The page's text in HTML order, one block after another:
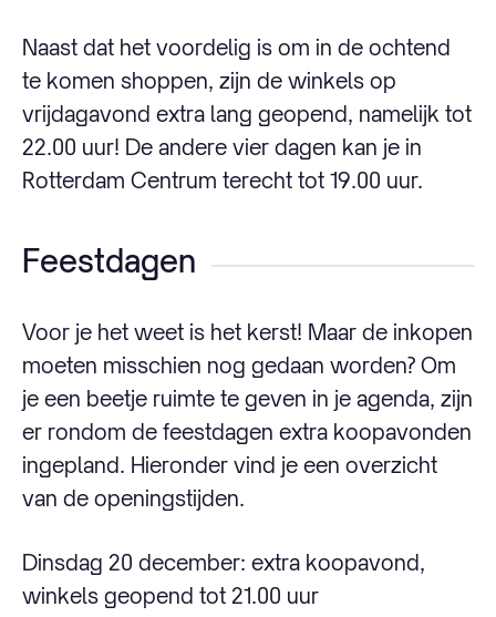
Naast dat het voordelig is om in de ochtend
te komen shoppen, zijn de winkels op
vrijdagavond extra lang geopend, namelijk tot
22.00 uur! De andere vier dagen kan je in
Rotterdam Centrum terecht tot 19.00 uur.
Feestdagen
Voor je het weet is het kerst! Maar de inkopen
moeten misschien nog gedaan worden? Om
je een beetje ruimte te geven in je agenda, zijn
er rondom de feestdagen extra koopavonden
ingepland. Hieronder vind je een overzicht
van de openingstijden.
Dinsdag 20 december: extra koopavond,
winkels geopend tot 21.00 uur